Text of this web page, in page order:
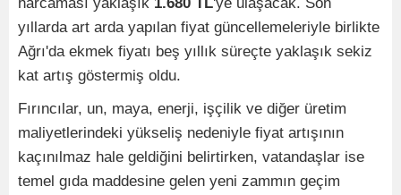
yıllarda art arda yapılan fiyat güncellemeleriyle birlikte
Ağrı'da ekmek fiyatı beş yıllık süreçte yaklaşık sekiz
kat artış göstermiş oldu.
Fırıncılar, un, maya, enerji, işçilik ve diğer üretim
maliyetlerindeki yükseliş nedeniyle fiyat artışının
kaçınılmaz hale geldiğini belirtirken, vatandaşlar ise
temel gıda maddesine gelen yeni zammın geçim